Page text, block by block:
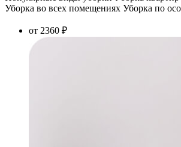
Уборка во всех помещениях Уборка по
от 2360 ₽